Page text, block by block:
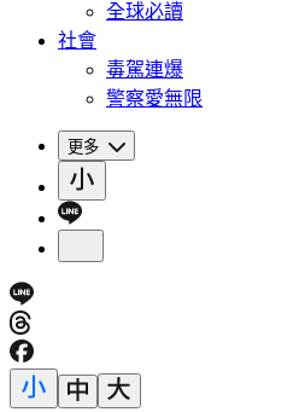
全球必讀
社會
毒駕連爆
警察愛無限
更多